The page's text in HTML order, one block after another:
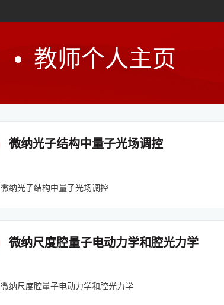
教师个人主页
微纳光子结构中量子光场调控
微纳光子结构中量子光场调控
微纳尺度腔量子电动力学和腔光力学
微纳尺度腔量子电动力学和腔光力学